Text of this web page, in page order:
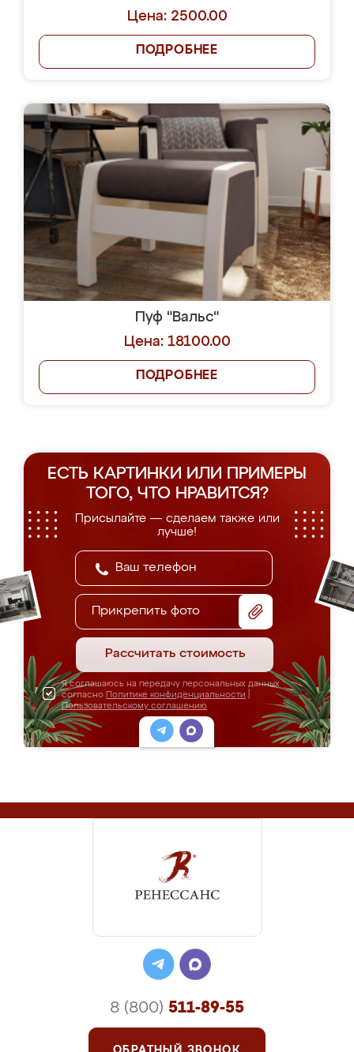
Цена: 2500.00
ПОДРОБНЕЕ
Пуф "Вальс"
Цена: 18100.00
ПОДРОБНЕЕ
ЕСТЬ КАРТИНКИ ИЛИ ПРИМЕРЫ
ТОГО, ЧТО НРАВИТСЯ?
Присылайте — сделаем также или
лучше!
Прикрепить фото
Рассчитать стоимость
Я соглашаюсь на передачу персональных данных
согласно Политике конфиденциальности
Пользовательскому соглашению
8 (800) 511-89-55